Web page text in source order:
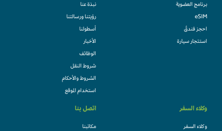
برنامج العضوية
eSIM
احجز فندقً
استئجار سيارة
نبذة عنا
رؤيتنا ورسالتنا
أسطولنا
الأخبار
الوظائف
شروط النقل
الشروط والأحكام
استخدام الموقع
وكلاء السفر
وكلاء السفر
اتصل بنا
مكاتبنا